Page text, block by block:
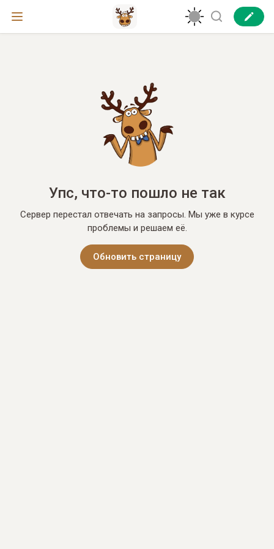
Упс, что-то пошло не так
Сервер перестал отвечать на запросы. Мы уже в курсе
проблемы и решаем её.
Обновить страницу